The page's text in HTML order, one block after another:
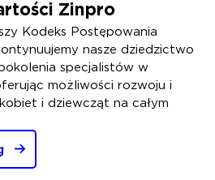
Zinpro
Kodeks Postępowania
nasze dziedzictwo
specjalistów w
możliwości rozwoju i
i dziewcząt na całym